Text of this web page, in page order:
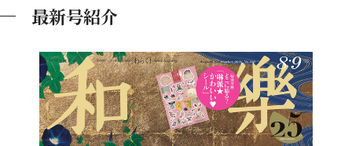
最新号紹介